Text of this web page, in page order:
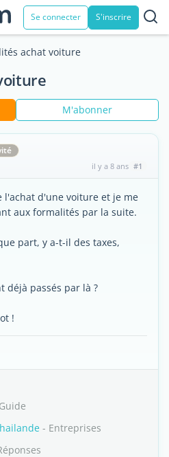
Se connecter S'inscrire
achat voiture
M'abonner
il y a 8 ans #1
l'achat d'une voiture et je me
aux formalités par la suite.
part, y a-t-il des taxes,
déjà passés par là ?
!
- Entreprises